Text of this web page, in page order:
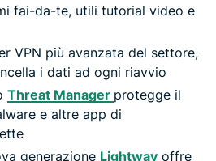
fai-da-te, utili tutorial video e
VPN più avanzata del settore,
i dati ad ogni riavvio
Threat Manager protegge il
e altre app di
generazione Lightway offre